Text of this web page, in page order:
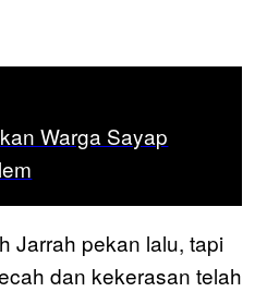
Warga Sayap
Jarrah pekan lalu, tapi
dan kekerasan telah